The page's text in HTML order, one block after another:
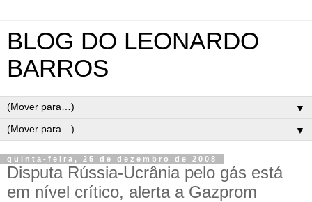
BLOG DO LEONARDO
BARROS
▼
▼
quinta-feira, 25 de dezembro de 2008
Disputa Rússia-Ucrânia pelo gás está
em nível crítico, alerta a Gazprom